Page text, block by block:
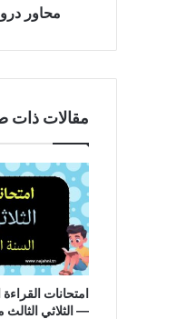
محاور
مقالات ذات
امتحانات القراءة